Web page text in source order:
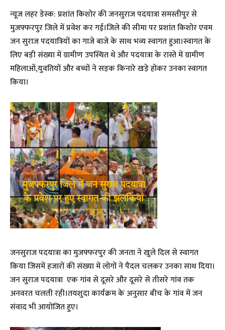
न्यूज लहर डेस्क: प्रशांत किशोर की जनसुराज पदयात्रा समस्तीपुर से
मुजफ्फरपुर जिले में प्रवेश कर गई।जिले की सीमा पर प्रशांत किशोर एवम
जन सुराज पदयात्रियों का गाजे बाजे के साथ भव्य स्वागत हुआ।स्वागत के
लिए बड़ी संख्या में ग्रामीण उपस्थित थे और पदयात्रा के रास्ते में ग्रामीण
महिलाओं,युवतियों और बच्चों ने सड़क किनारे खड़े होकर उनका स्वागत
किया।
जनसुराज पदयात्रा का मुजफ्फरपुर की जनता ने खुले दिल से स्वागत
किया जिसमें हजारों की संख्या में लोगों ने पैदल चलकर उनका साथ दिया।
जन सुराज पदयात्रा एक गांव से दूसरे और दूसरे से तीसरे गांव तक
अनवरत चलती रही।तयशुदा कार्यक्रम के अनुसार बीच के गांव में जन
संवाद भी आयोजित हुए।